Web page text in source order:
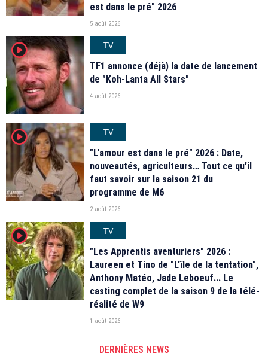
est dans le pré" 2026
5 août 2026
player2
TV
TF1 annonce (déjà) la date de lancement
de "Koh-Lanta All Stars"
4 août 2026
player2
TV
"L'amour est dans le pré" 2026 : Date,
nouveautés, agriculteurs… Tout ce qu'il
faut savoir sur la saison 21 du
programme de M6
2 août 2026
player2
TV
"Les Apprentis aventuriers" 2026 :
Laureen et Tino de "L'île de la tentation",
Anthony Matéo, Jade Leboeuf... Le
casting complet de la saison 9 de la télé-
réalité de W9
1 août 2026
DERNIÈRES NEWS